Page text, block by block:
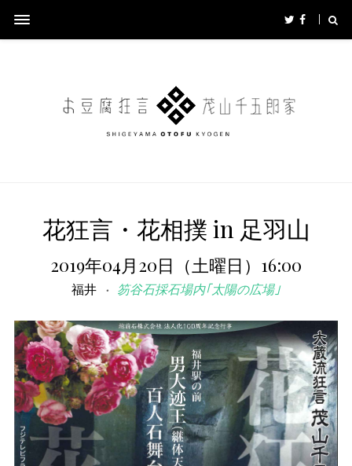
花狂言・花相撲 in 足羽山
2019年04月20日（土曜日）16:00
福井 笏谷石採石場内｢太陽の広場｣